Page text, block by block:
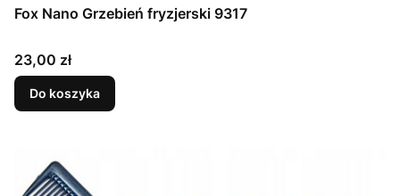
Fox Nano Grzebień fryzjerski 9317
Cena
23,00 zł
Do koszyka